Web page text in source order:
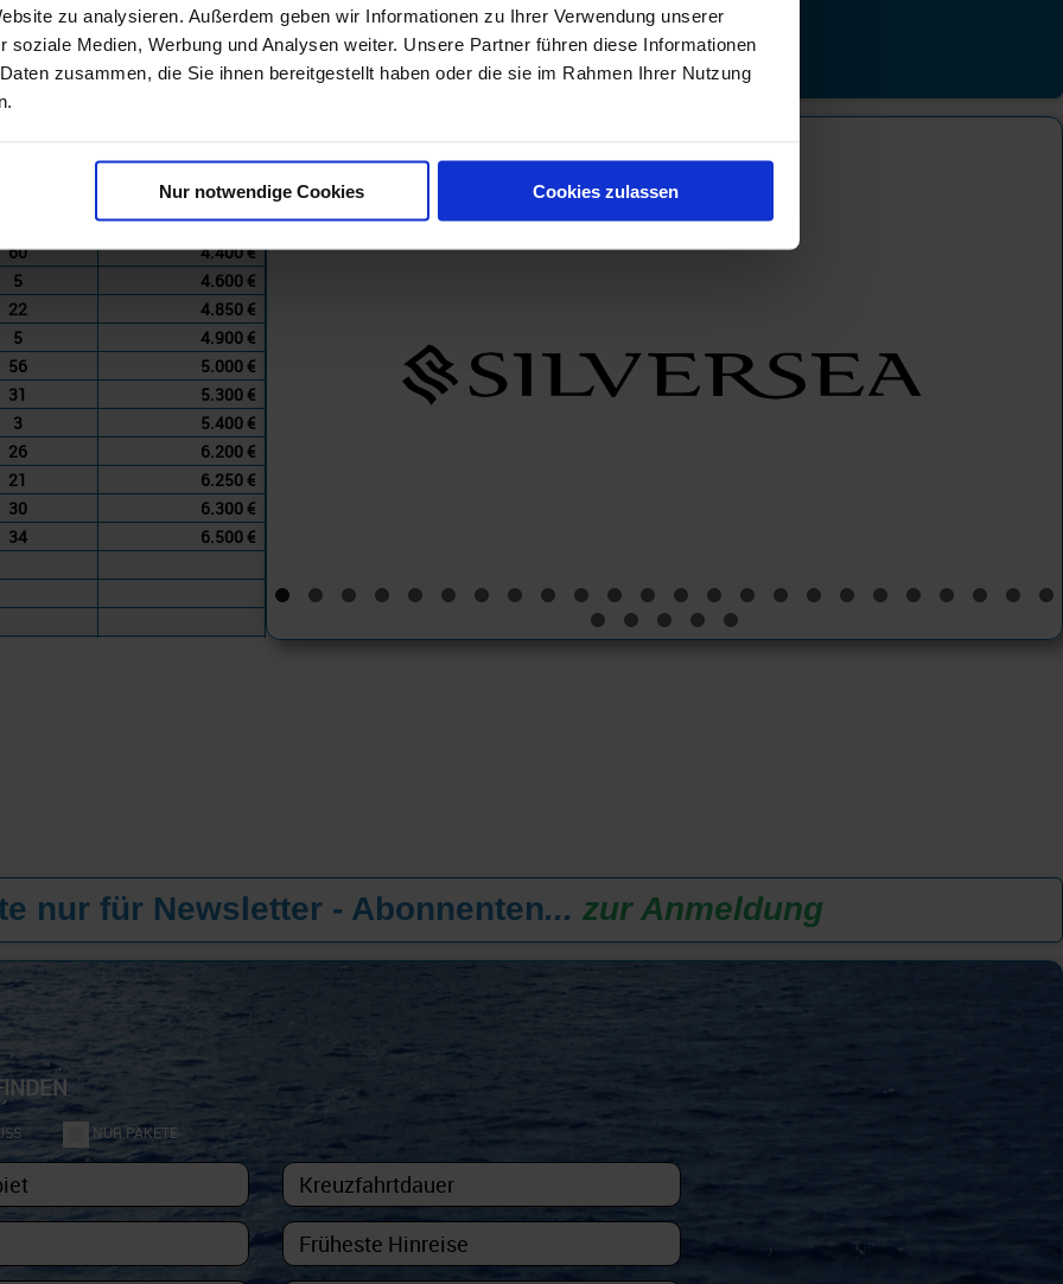
zu analysieren. Außerdem geben wir Informationen zu Ihrer Verwendung unserer
soziale Medien, Werbung und Analysen weiter. Unsere Partner führen diese Informationen
zusammen, die Sie ihnen bereitgestellt haben oder die sie im Rahmen Ihrer Nutzung
Nur notwendige Cookies Cookies zulassen
Reisen bis 2028 nach Kreuzfahrtgebiet
ab Preis
4.300 €
60
4.400 €
5
4.600 €
22
4.850 €
5
4.900 €
56
5.000 €
31
5.300 €
3
5.400 €
26
6.200 €
21
6.250 €
30
6.300 €
34 6.500 €
Silversea
Westliches Mittelmeer
nur für Newsletter - Abonnenten... zur Anmeldung
NUR PAKETE